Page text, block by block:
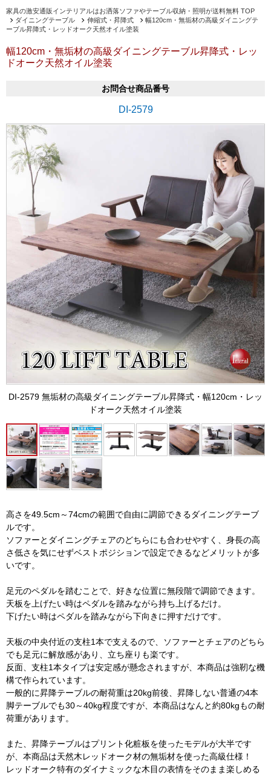
家具の激安通販インテリアルはお洒落ソファやテーブル収納・照明が送料無料 TOP
ダイニングテーブル
伸縮式・昇降式
幅120cm・無垢材の高級ダイニングテ
ーブル昇降式・レッドオーク天然オイル塗装
幅120cm・無垢材の高級ダイニングテーブル昇降式・レッ
ドオーク天然オイル塗装
お問合せ商品番号
DI-2579
DI-2579 無垢材の高級ダイニングテーブル昇降式・幅120cm・レッ
ドオーク天然オイル塗装
高さを49.5cm～74cmの範囲で自由に調節できるダイニングテーブ
ルです。
ソファーとダイニングチェアのどちらにも合わせやすく、身長の高
さ低さを気にせずベストポジションで設定できるなどメリットが多
いです。
足元のペダルを踏むことで、好きな位置に無段階で調節できます。
天板を上げたい時はペダルを踏みながら持ち上げるだけ。
下げたい時はペダルを踏みながら下向きに押すだけです。
天板の中央付近の支柱1本で支えるので、ソファーとチェアのどちら
でも足元に解放感があり、立ち座りも楽です。
反面、支柱1本タイプは安定感が懸念されますが、本商品は強靭な機
構で作られています。
一般的に昇降テーブルの耐荷重は20kg前後、昇降しない普通の4本
脚テーブルでも30～40kg程度ですが、本商品はなんと約80kgもの耐
荷重があります。
また、昇降テーブルはプリント化粧板を使ったモデルが大半です
が、本商品は天然木レッドオーク材の無垢材を使った高級仕様！
レッドオーク特有のダイナミックな木目の表情をそのまま楽しめる